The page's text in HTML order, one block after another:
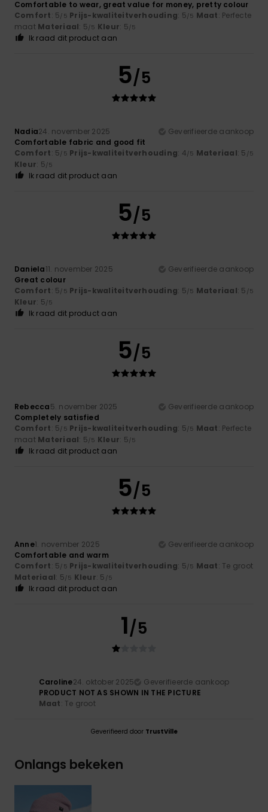
Comfortable to wear, great value for money, pretty colour
Comfort: 5/5 Prijs-kwaliteitverhouding: 5/5 Maat: Perfecte
maat Materiaal: 5/5 Kleur: 5/5
Ik raad dit product aan
5/5
Nadia24. november 2025
Geverifieerde aankoop
Comfortable fabric and good fit
Comfort: 5/5 Prijs-kwaliteitverhouding: 4/5 Materiaal: 5 /5
Kleur: 5/5
Ik raad dit product aan
5/5
Daniela11. november 2025
Geverifieerde aankoop
Great colour
Comfort: 5/5 Prijs-kwaliteitverhouding: 5/5 Materiaal: 5 /5
Kleur: 5/5
Ik raad dit product aan
5/5
Rebecca5. november 2025
Geverifieerde aankoop
Completely satisfied
Comfort: 5/5 Prijs-kwaliteitverhouding: 5/5 Maat: Perfecte
maat Materiaal: 5/5 Kleur: 5/5
Ik raad dit product aan
5/5
Anne1. november 2025
Geverifieerde aankoop
Comfortable and warm
Comfort: 5/5 Prijs-kwaliteitverhouding: 5/5 Maat: Te groot
Materiaal: 5/5 Kleur: 5 /5
Ik raad dit product aan
1/5
Caroline24. oktober 2025
Geverifieerde aankoop
PRODUCT NOT AS SHOWN IN THE PICTURE
Maat: Te groot
Geverifieerd door TrustVille
Onlangs bekeken